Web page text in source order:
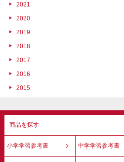
2021
2020
2019
2018
2017
2016
2015
商品を探す
小学学習参考書 中学学習参考書